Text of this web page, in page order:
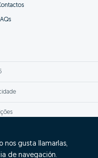
Litígios
nos gusta llamarlas,
de navegación.